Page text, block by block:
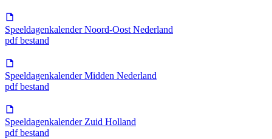
Speeldagenkalender Noord-Oost Nederland
pdf bestand
Speeldagenkalender Midden Nederland
pdf bestand
Speeldagenkalender Zuid Holland
pdf bestand